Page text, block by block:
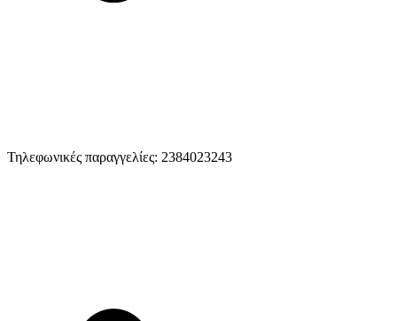
Τηλεφωνικές παραγγελίες: 2384023243